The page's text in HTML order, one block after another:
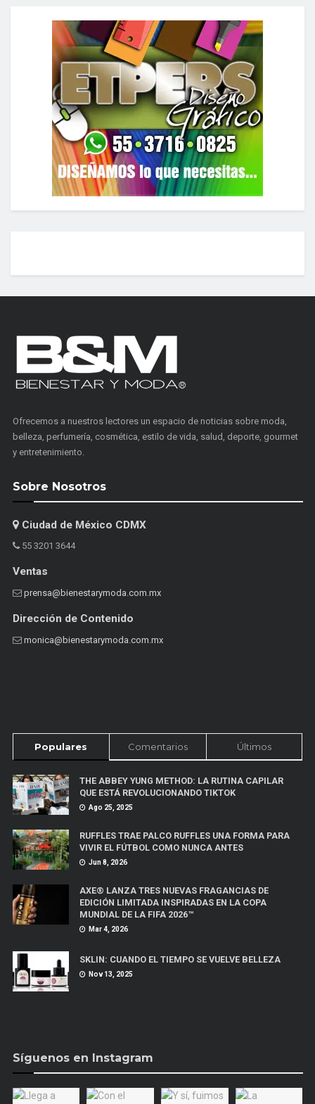
Ofrecemos a nuestros lectores un espacio de noticias sobre moda,
belleza, perfumería, cosmética, estilo de vida, salud, deporte, gourmet
y entretenimiento.
Sobre Nosotros
Ciudad de México CDMX
55 3201 3644
Ventas
prensa@bienestarymoda.com.mx
Dirección de Contenido
monica@bienestarymoda.com.mx
Populares Comentarios Últimos
THE ABBEY YUNG METHOD: LA RUTINA CAPILAR
QUE ESTÁ REVOLUCIONANDO TIKTOK
Ago 25, 2025
RUFFLES TRAE PALCO RUFFLES UNA FORMA PARA
VIVIR EL FÚTBOL COMO NUNCA ANTES
Jun 8, 2026
AXE® LANZA TRES NUEVAS FRAGANCIAS DE
EDICIÓN LIMITADA INSPIRADAS EN LA COPA
MUNDIAL DE LA FIFA 2026™
Mar 4, 2026
SKLIN: CUANDO EL TIEMPO SE VUELVE BELLEZA
Nov 13, 2025
Síguenos en Instagram